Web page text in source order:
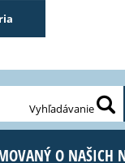
Vyhľadávanie
O NAŠICH